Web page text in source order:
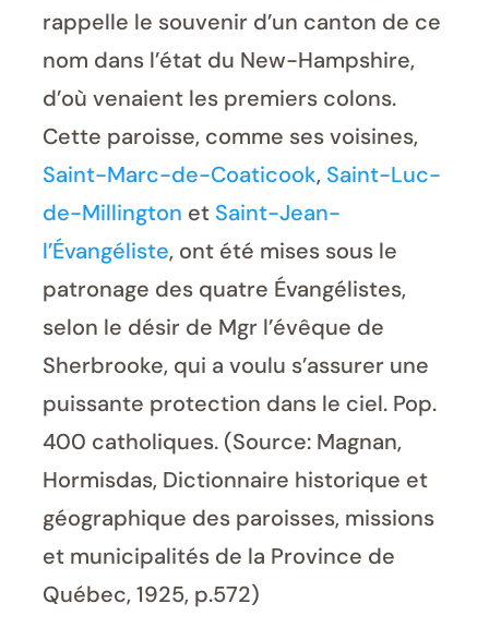
rappelle le souvenir d’un canton de ce
nom dans l’état du New-Hampshire,
d’où venaient les premiers colons.
Cette paroisse, comme ses voisines,
Saint-Marc-de-Coaticook, Saint-Luc-
de-Millington et Saint-Jean-
l’Évangéliste, ont été mises sous le
patronage des quatre Évangélistes,
selon le désir de Mgr l’évêque de
Sherbrooke, qui a voulu s’assurer une
puissante protection dans le ciel. Pop.
400 catholiques. (Source: Magnan,
Hormisdas, Dictionnaire historique et
géographique des paroisses, missions
et municipalités de la Province de
Québec, 1925, p.572)